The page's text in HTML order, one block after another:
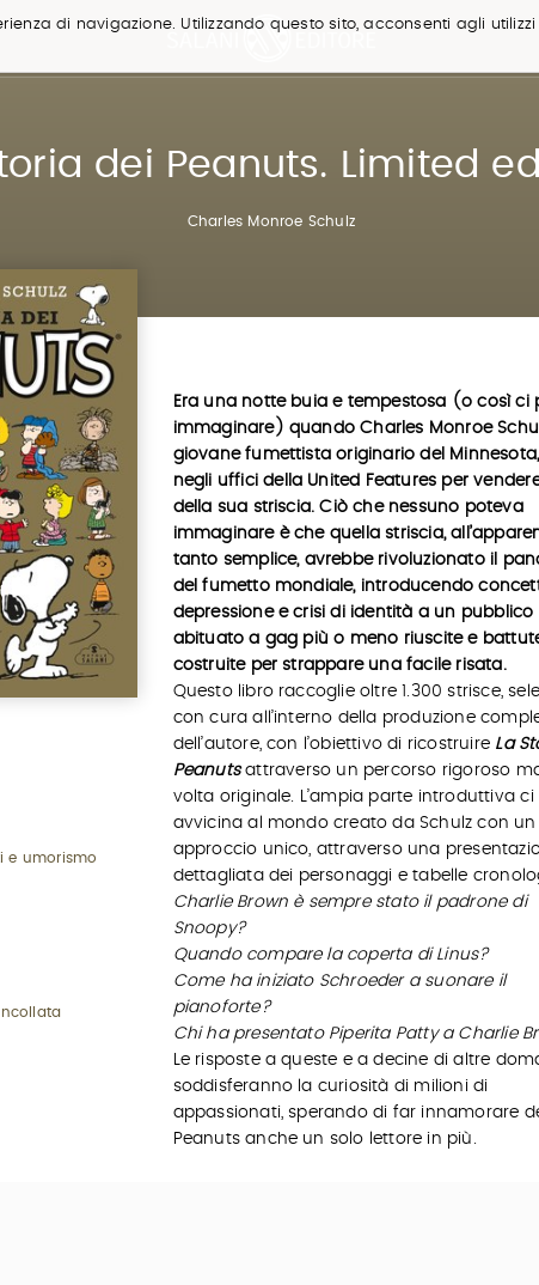
di navigazione. Utilizzando questo sito, acconsenti agli
dei Peanuts. Limited
Charles Monroe Schulz
e umorismo
Era una notte buia e tempestosa (o così ci
immaginare) quando Charles Monroe
giovane fumettista originario del
negli uffici della United Features per
della sua striscia. Ciò che nessuno poteva
immaginare è che quella striscia,
tanto semplice, avrebbe rivoluzionato il
del fumetto mondiale, introducendo
depressione e crisi di identità a un pubblico
abituato a gag più o meno riuscite e
costruite per strappare una facile risata.
Questo libro raccoglie oltre 1.300 strisce,
con cura all’interno della produzione
dell’autore, con l’obiettivo di ricostruire La
Peanutsattraverso un percorso rigoroso
volta originale. L’ampia parte introduttiva ci
avvicina al mondo creato da Schulz con un
approccio unico, attraverso una
dettagliata dei personaggi e tabelle
Charlie Brown è sempre stato il padrone di
Snoopy?
Quando compare la coperta di Linus?
Come ha iniziato Schroeder a suonare il
pianoforte?
Chi ha presentato Piperita Patty a Charlie
Le risposte a queste e a decine di altre
soddisferanno la curiosità di milioni di
appassionati, sperando di far innamorare
Peanuts anche un solo lettore in più.